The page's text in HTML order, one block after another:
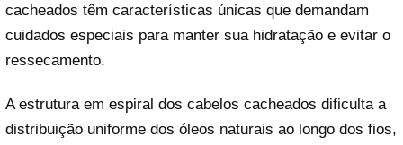
cacheados têm características únicas que demandam
cuidados especiais para manter sua hidratação e evitar o
ressecamento.
A estrutura em espiral dos cabelos cacheados dificulta a
distribuição uniforme dos óleos naturais ao longo dos fios,